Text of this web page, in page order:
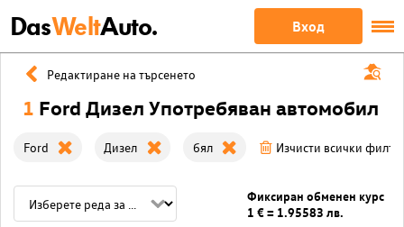
DasWeltAuto. Вход
Редактиране на търсенето
1 Ford Дизел Употребяван автомобил
Ford Дизел бял Изчисти всички
Фиксиран обменен курс
1 € = 1.95583 лв.